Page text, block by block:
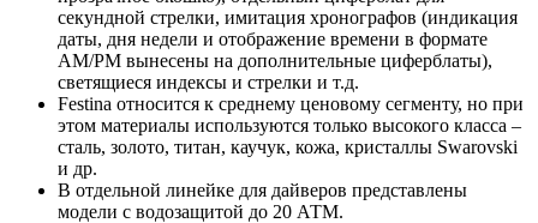
секундной стрелки, имитация хронографов (индикация
даты, дня недели и отображение времени в формате
AM/PM вынесены на дополнительные циферблаты),
светящиеся индексы и стрелки и т.д.
Festina относится к среднему ценовому сегменту, но при
этом материалы используются только высокого класса –
сталь, золото, титан, каучук, кожа, кристаллы Swarovski
и др.
В отдельной линейке для дайверов представлены
модели с водозащитой до 20 АТМ.